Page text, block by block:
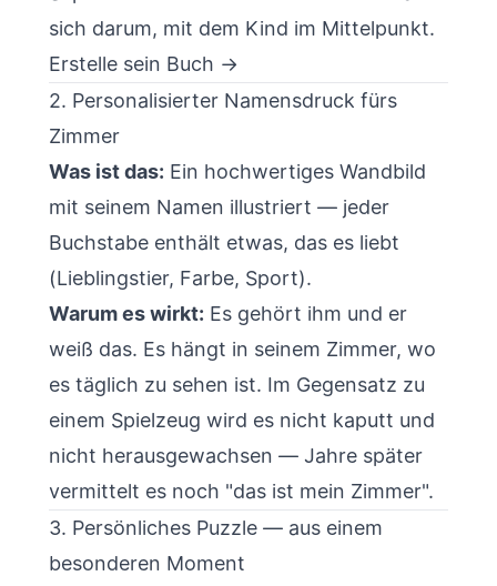
sich darum, mit dem Kind im Mittelpunkt.
Erstelle sein Buch →
2. Personalisierter Namensdruck fürs
Zimmer
Was ist das: Ein hochwertiges Wandbild
mit seinem Namen illustriert — jeder
Buchstabe enthält etwas, das es liebt
(Lieblingstier, Farbe, Sport).
Warum es wirkt: Es gehört ihm und er
weiß das. Es hängt in seinem Zimmer, wo
es täglich zu sehen ist. Im Gegensatz zu
einem Spielzeug wird es nicht kaputt und
nicht herausgewachsen — Jahre später
vermittelt es noch "das ist mein Zimmer".
3. Persönliches Puzzle — aus einem
besonderen Moment